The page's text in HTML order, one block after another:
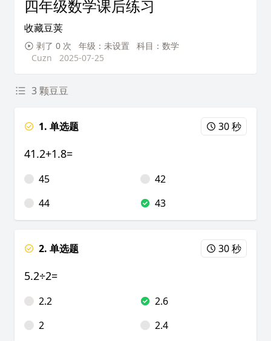
四年级数学课后练习
收藏豆荚
剥了 0 次 年级：未设置
科目：数学
Cuzn
2025-07-25
3 颗豆豆
1. 单选题 30 秒
41.2+1.8=
45
42
44
43
2. 单选题 30 秒
5.2÷2=
2.2
2.6
2
2.4